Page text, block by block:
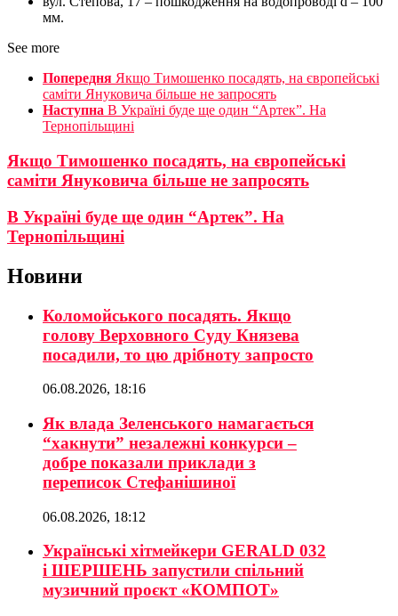
мм.
See more
Попередня Якщо Тимошенко посадять, на європейські
саміти Януковича більше не запросять
Наступна В Україні буде ще один “Артек”. На
Тернопільщині
Якщо Тимошенко посадять, на європейські
саміти Януковича більше не запросять
В Україні буде ще один “Артек”. На
Тернопільщині
Новини
Коломойського посадять. Якщо
голову Верховного Суду Князева
посадили, то цю дрібноту запросто
06.08.2026, 18:16
Як влада Зеленського намагається
“хакнути” незалежні конкурси –
добре показали приклади з
переписок Стефанішиної
06.08.2026, 18:12
Українські хітмейкери GERALD 032
і ШЕРШЕНЬ запустили спільний
музичний проєкт «КОМПОТ»